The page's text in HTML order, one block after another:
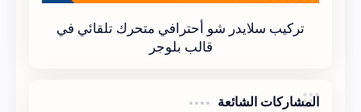
تركيب سلايدر شو أحترافي متحرك تلقائي في
قالب بلوجر
المشاركات الشائعة